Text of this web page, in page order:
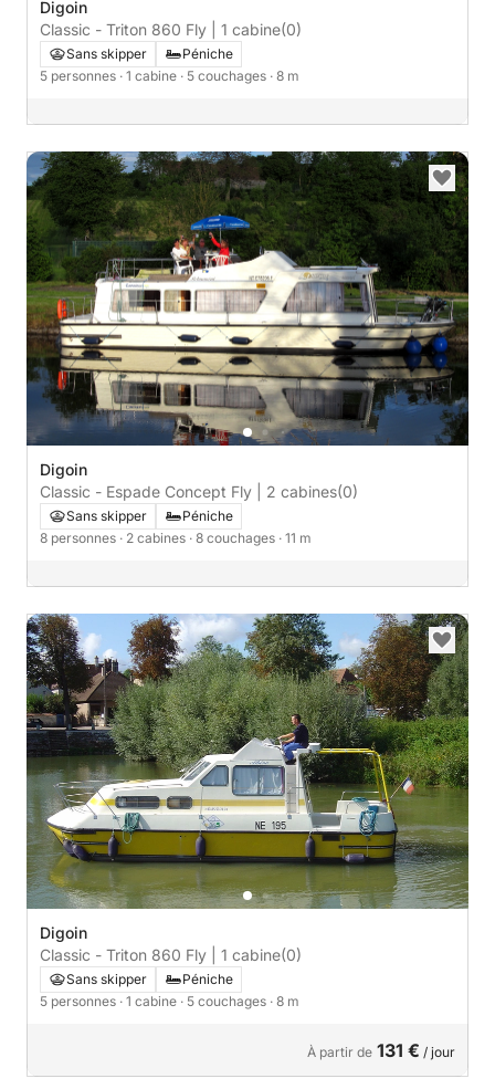
Digoin
Classic - Triton 860 Fly | 1 cabine(0)
Sans skipper
Péniche
5 personnes · 1 cabine · 5 couchages · 8 m
Digoin
Classic - Espade Concept Fly | 2 cabines(0)
Sans skipper
Péniche
8 personnes · 2 cabines · 8 couchages · 11 m
Digoin
Classic - Triton 860 Fly | 1 cabine(0)
Sans skipper
Péniche
5 personnes · 1 cabine · 5 couchages · 8 m
À partir de 131 € / jour